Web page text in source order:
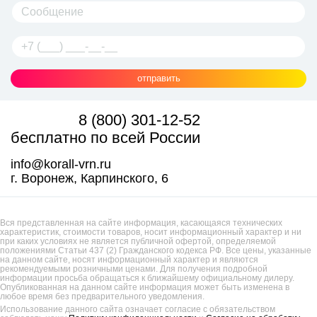
отправить
8 (800) 301-12-52
бесплатно по всей России
info@korall-vrn.ru
г. Воронеж, Карпинского, 6
Вся представленная на сайте информация, касающаяся технических
характеристик, стоимости товаров, носит информационный характер и ни
при каких условиях не является публичной офертой, определяемой
положениями Статьи 437 (2) Гражданского кодекса РФ. Все цены, указанные
на данном сайте, носят информационный характер и являются
рекомендуемыми розничными ценами. Для получения подробной
информации просьба обращаться к ближайшему официальному дилеру.
Опубликованная на данном сайте информация может быть изменена в
любое время без предварительного уведомления.
Использование данного сайта означает согласие с обязательством